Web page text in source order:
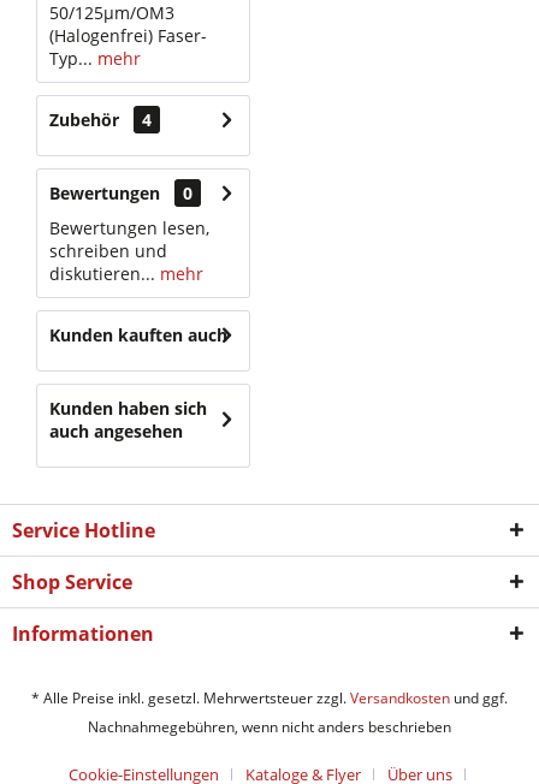
50/125µm/OM3
(Halogenfrei) Faser-
Typ... mehr
Zubehör 4
Bewertungen
0
Bewertungen lesen,
schreiben und
diskutieren... mehr
Kunden kauften auch
Kunden haben sich
auch angesehen
Service Hotline
Shop Service
Informationen
* Alle Preise inkl. gesetzl. Mehrwertsteuer zzgl.Versandkosten und ggf.
Nachnahmegebühren, wenn nicht anders beschrieben
Cookie-Einstellungen Kataloge & Flyer Über uns